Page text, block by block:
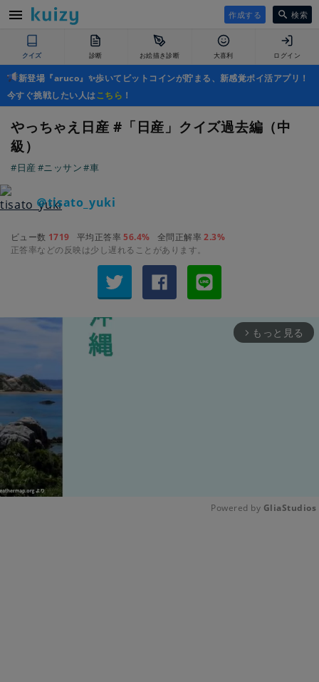
作成する 検索
クイズ 診断 お絵描き診断 大喜利 ログイン
新登場『aruco』✨歩いてビットコインが貯まる、新感覚ポイ活アプリ！
今すぐ挑戦したい人はこちら ！
やっちゃえ日産 #「日産」クイズ過去編（中
級）
#日産 #ニッサン#車
＠tisato_yuki
ビュー数 1719 平均正答率56.4% 全問正解率2.3%
正答率などの反映は少し遅れることがあります。
arrow_forward_ios もっと見る
Powered by GliaStudios